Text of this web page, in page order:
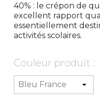
40% : le crépon de
excellent rapport
essentiellement
activités scolaires.
Couleur produit :